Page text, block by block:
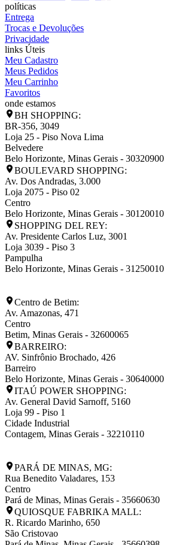
políticas
Entrega
Trocas e Devoluções
Privacidade
links Úteis
Meu Cadastro
Meus Pedidos
Meu Carrinho
Favoritos
onde estamos
BH SHOPPING:
BR-356, 3049
Loja 25 - Piso Nova Lima
Belvedere
Belo Horizonte, Minas Gerais - 30320900
BOULEVARD SHOPPING:
Av. Dos Andradas, 3.000
Loja 2075 - Piso 02
Centro
Belo Horizonte, Minas Gerais - 30120010
SHOPPING DEL REY:
Av. Presidente Carlos Luz, 3001
Loja 3039 - Piso 3
Pampulha
Belo Horizonte, Minas Gerais - 31250010
Centro de Betim:
Av. Amazonas, 471
Centro
Betim, Minas Gerais - 32600065
BARREIRO:
AV. Sinfrônio Brochado, 426
Barreiro
Belo Horizonte, Minas Gerais - 30640000
ITAÚ POWER SHOPPING:
Av. General David Sarnoff, 5160
Loja 99 - Piso 1
Cidade Industrial
Contagem, Minas Gerais - 32210110
PARÁ DE MINAS, MG:
Rua Benedito Valadares, 153
Centro
Pará de Minas, Minas Gerais - 35660630
QUIOSQUE FABRIKA MALL:
R. Ricardo Marinho, 650
São Cristovao